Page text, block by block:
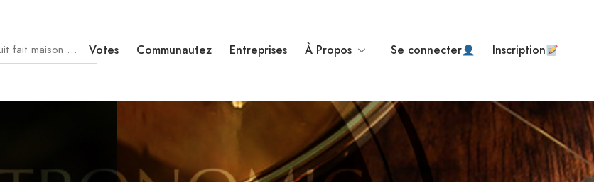
Votes Communautez Entreprises À Propos Se connecter Inscription